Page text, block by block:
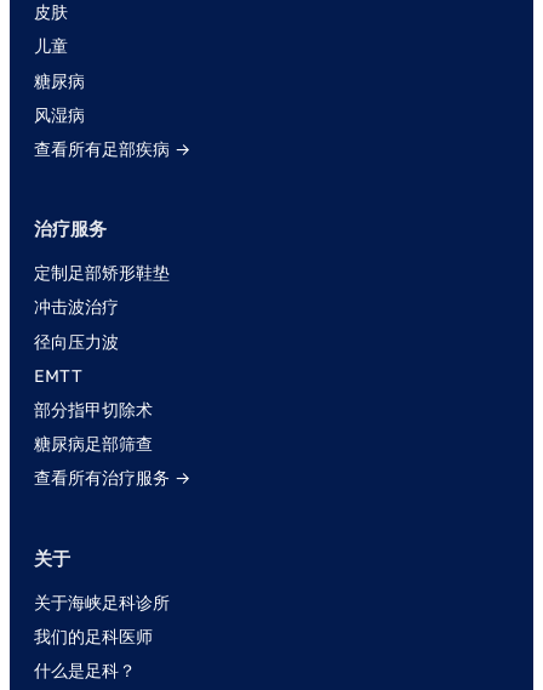
皮肤
儿童
糖尿病
风湿病
查看所有足部疾病 →
治疗服务
定制足部矫形鞋垫
冲击波治疗
径向压力波
EMTT
部分指甲切除术
糖尿病足部筛查
查看所有治疗服务 →
关于
关于海峡足科诊所
我们的足科医师
什么是足科？